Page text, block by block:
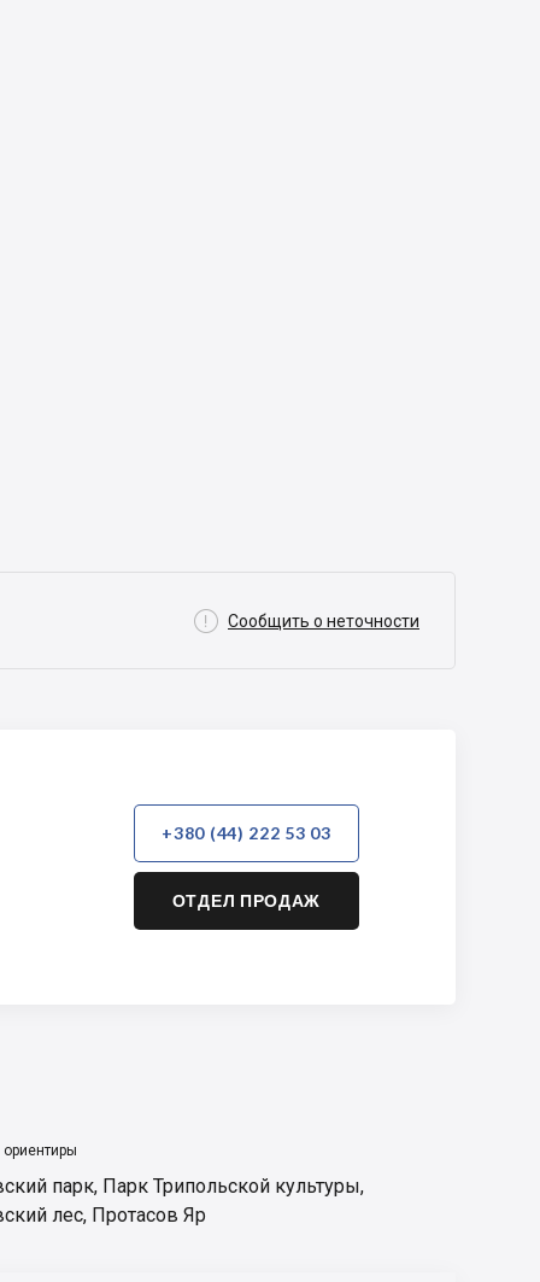
 Сообщить о неточности
+380 (44) 222 53 03
ОТДЕЛ ПРОДАЖ
парк, Парк Трипольской культуры,
лес, Протасов Яр